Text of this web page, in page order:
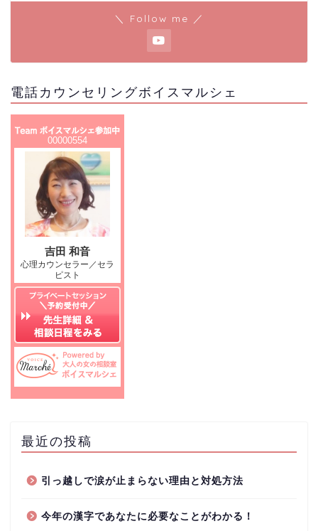
＼ Follow me ／
電話カウンセリングボイスマルシェ
最近の投稿
引っ越しで涙が止まらない理由と対処方法
今年の漢字であなたに必要なことがわかる！